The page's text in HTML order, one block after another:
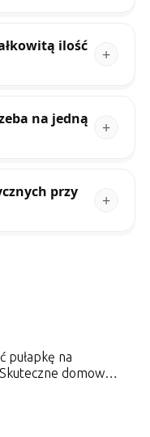
ilość
na jedną
przy
pułapkę na
domowe